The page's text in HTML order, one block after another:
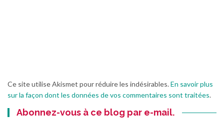
Ce site utilise Akismet pour réduire les indésirables.En savoir plus
sur la façon dont les données de vos commentaires sont traitées.
Abonnez-vous à ce blog par e-mail.